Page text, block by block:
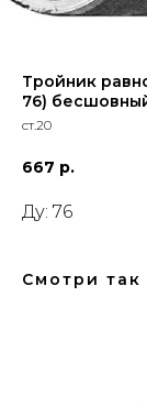
Тройник
76)
ст.20
667 р.
Ду: 76
Смотри так